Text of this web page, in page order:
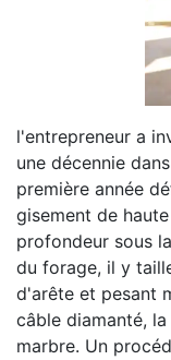
l'entrepreneur a
une décennie
première année
gisement de
profondeur sous
du forage, il y
d'arête et pesant
câble diamanté,
marbre. Un